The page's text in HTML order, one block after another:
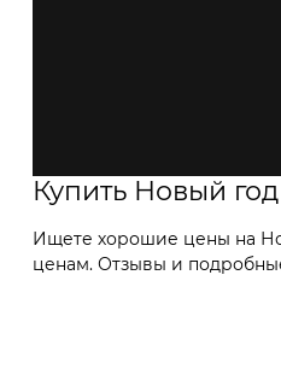
Купить Новый
Ищете хорошие цены на
ценам. Отзывы и